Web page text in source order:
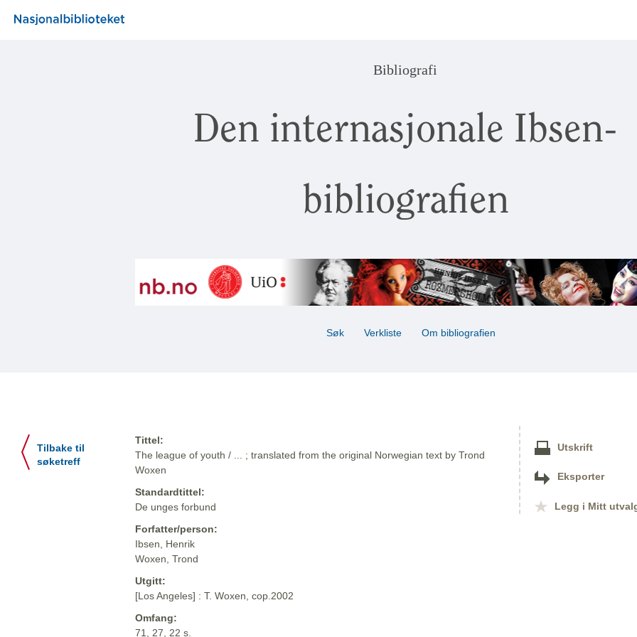
Bibliografi
Den internasjonale Ibsen-
bibliografien
Søk Verkliste Om bibliografien
Tilbake til
søketreff
Tittel:
The league of youth / ... ; translated from the original Norwegian text by Trond
Woxen
Standardtittel:
De unges forbund
Forfatter/person:
Ibsen, Henrik
Woxen, Trond
Utgitt:
[Los Angeles] : T. Woxen, cop.2002
Omfang:
71, 27, 22 s.
Utskrift
Eksporter
Legg i Mitt